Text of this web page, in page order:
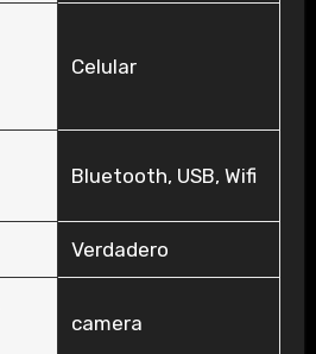
‎Celular
‎Bluetooth, USB, Wifi
‎Verdadero
‎camera